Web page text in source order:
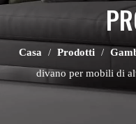
Casa / Prodotti /
divano per mobili di